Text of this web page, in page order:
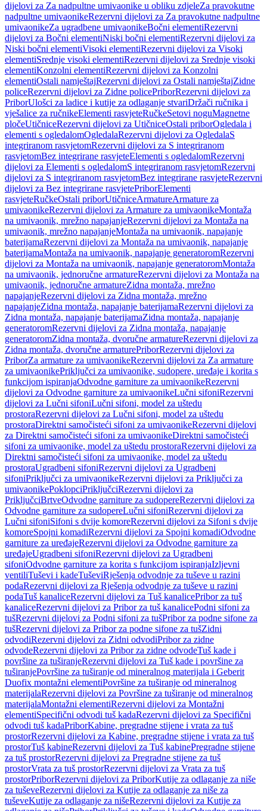
dijelovi za Za nadpultne umivaonike u obliku zdjeleZa pravokutne
nadpultne umivaonikeRezervni dijelovi za Za pravokutne nadpultne
umivaonikeZa ugradbene umivaonikeBočni elementiRezervni
dijelovi za Bočni elementiNiski bočni elementiRezervni dijelovi za
Niski bočni elementiVisoki elementiRezervni dijelovi za Visoki
elementiSrednje visoki elementiRezervni dijelovi za Srednje visoki
elementiKonzolni elementiRezervni dijelovi za Konzolni
elementiOstali namještajRezervni dijelovi za Ostali namještajZidne
policeRezervni dijelovi za Zidne policePriborRezervni dijelovi za
PriborUlošci za ladice i kutije za odlaganje stvariDržači ručnika i
vješalice za ručnikeElementi rasvjeteRučkeSetovi noguMagnetne
pločeUtičniceRezervni dijelovi za UtičniceOstali priborOgledala i
elementi s ogledalomOgledalaRezervni dijelovi za OgledalaS
integriranom rasvjetomRezervni dijelovi za S integriranom
rasvjetomBez integrirane rasvjeteElementi s ogledalomRezervni
dijelovi za Elementi s ogledalomS integriranom rasvjetomRezervni
dijelovi za S integriranom rasvjetomBez integrirane rasvjeteRezervni
dijelovi za Bez integrirane rasvjetePriborElementi
rasvjeteRučkeOstali priborUtičniceArmatureArmature za
umivaonikeRezervni dijelovi za Armature za umivaonikeMontaža
na umivaonik, mrežno napajanjeRezervni dijelovi za Montaža na
umivaonik, mrežno napajanjeMontaža na umivaonik, napajanje
baterijamaRezervni dijelovi za Montaža na umivaonik, napajanje
baterijamaMontaža na umivaonik, napajanje generatoromRezervni
dijelovi za Montaža na umivaonik, napajanje generatoromMontaža
na umivaonik, jednoručne armatureRezervni dijelovi za Montaža na
umivaonik, jednoručne armatureZidna montaža, mrežno
napajanjeRezervni dijelovi za Zidna montaža, mrežno
napajanjeZidna montaža, napajanje baterijamaRezervni dijelovi za
Zidna montaža, napajanje baterijamaZidna montaža, napajanje
generatoromRezervni dijelovi za Zidna montaža, napajanje
generatoromZidna montaža, dvoručne armatureRezervni dijelovi za
Zidna montaža, dvoručne armaturePriborRezervni dijelovi za
PriborZa armature za umivaonikeRezervni dijelovi za Za armature
za umivaonikePriključci za umivaonike, sudopere, uređaje i korita s
funkcijom ispiranjaOdvodne garniture za umivaonikeRezervni
dijelovi za Odvodne garniture za umivaonikeLučni sifoniRezervni
dijelovi za Lučni sifoniLučni sifoni, model za uštedu
prostoraRezervni dijelovi za Lučni sifoni, model za uštedu
prostoraDirektni samočisteći sifoni za umivaonikeRezervni dijelovi
za Direktni samočisteći sifoni za umivaonikeDirektni samočisteći
sifoni za umivaonike, model za uštedu prostoraRezervni dijelovi za
Direktni samočisteći sifoni za umivaonike, model za uštedu
prostoraUgradbeni sifoniRezervni dijelovi za Ugradbeni
sifoniPriključci za umivaonikeRezervni dijelovi za Priključci za
umivaonikePoklopciPriključciRezervni dijelovi za
PriključciBrtveOdvodne garniture za sudopereRezervni dijelovi za
Odvodne garniture za sudopereLučni sifoniRezervni dijelovi za
Lučni sifoniSifoni s dvije komoreRezervni dijelovi za Sifoni s dvije
komoreSpojni komadiRezervni dijelovi za Spojni komadiOdvodne
garniture za uređajeRezervni dijelovi za Odvodne garniture za
uređajeUgradbeni sifoniRezervni dijelovi za Ugradbeni
sifoniOdvodne garniture za korita s funkcijom ispiranjaIzljevni
ventiliTuševi i kadeTuševiRješenja odvodnje za tuševe u razini
podaRezervni dijelovi za Rješenja odvodnje za tuševe u razini
podaTuš kanaliceRezervni dijelovi za Tuš kanalicePribor za tuš
kanaliceRezervni dijelovi za Pribor za tuš kanalicePodni sifoni za
tušRezervni dijelovi za Podni sifoni za tušPribor za podne sifone za
tušRezervni dijelovi za Pribor za podne sifone za tušZidni
odvodiRezervni dijelovi za Zidni odvodiPribor za zidne
odvodeRezervni dijelovi za Pribor za zidne odvodeTuš kade i
površine za tuširanjeRezervni dijelovi za Tuš kade i površine za
tuširanjePovršine za tuširanje od mineralnog materijala i Geberit
Duofix montažni elementiPovršine za tuširanje od mineralnog
materijalaRezervni dijelovi za Površine za tuširanje od mineralnog
materijalaMontažni elementiRezervni dijelovi za Montažni
elementiSpecifični odvodi tuš kadaRezervni dijelovi za Specifični
odvodi tuš kadaPriborKabine, pregradne stijene i vrata za tuš
prostorRezervni dijelovi za Kabine, pregradne stijene i vrata za tuš
prostorTuš kabineRezervni dijelovi za Tuš kabinePregradne stijene
za tuš prostorRezervni dijelovi za Pregradne stijene za tuš
prostorVrata za tuš prostorRezervni dijelovi za Vrata za tuš
prostorPriborRezervni dijelovi za PriborKutije za odlaganje za niše
za tuševeRezervni dijelovi za Kutije za odlaganje za niše za
tuševeKutije za odlaganje za nišeRezervni dijelovi za Kutije za